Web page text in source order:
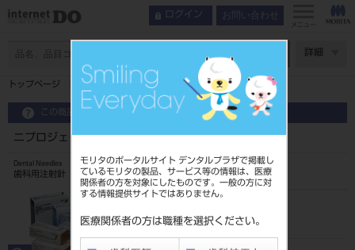
モリタのポータルサイト デンタルプラザで掲載し
ているモリタの製品、サービス等の情報は、医療
関係者の方を対象にしたものです。一般の方に対
する情報提供サイトではありません。
医療関係者の方は職種を選択ください。
ログイン お問い合わせ
メニュー
詳細
トップページ ニプロジェクト歯科用注射針 27G L
この商品に関するお問い合わせ
ニプロジェクト歯科用注射針 27G L
Dental Needles
歯科用注射針
205150011
インデックス 特長